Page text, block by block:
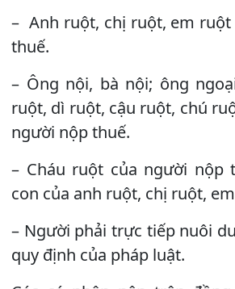
– Anh ruột, chị ruột, em
thuế.
– Ông nội, bà nội; ông
ruột, dì ruột, cậu ruột, chú
người nộp thuế.
– Cháu ruột của người nộp
con của anh ruột, chị ruột,
– Người phải trực tiếp nuôi
quy định của pháp luật.